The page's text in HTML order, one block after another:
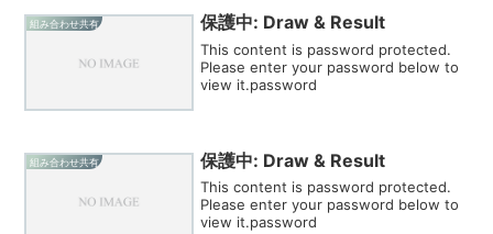
組み合わせ共有 保護中: Draw & Result
This content is password protected.
Please enter your password below to
view it.password
組み合わせ共有 保護中: Draw & Result
This content is password protected.
Please enter your password below to
view it.password